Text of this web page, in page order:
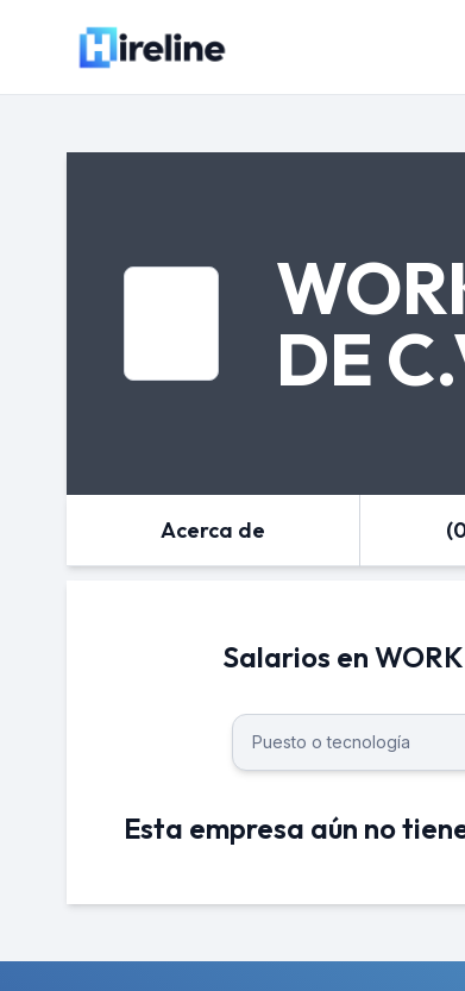
DE
Acerca de
Salarios en
Esta empresa aún no